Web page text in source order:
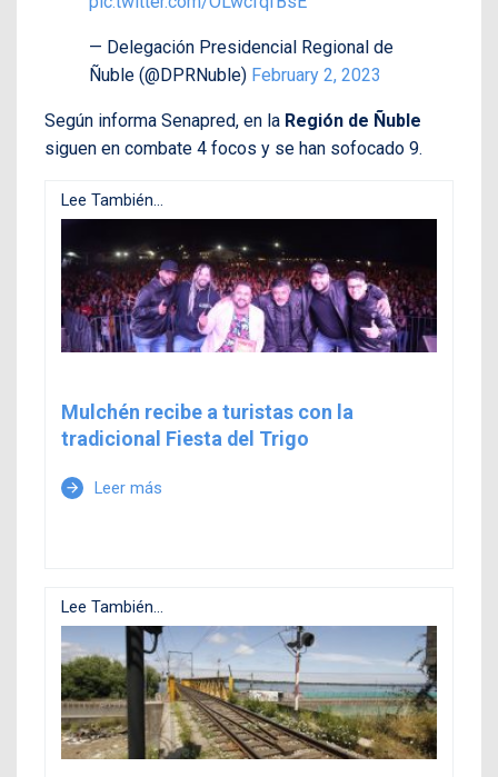
— Delegación Presidencial Regional de
Ñuble (@DPRNuble) February 2, 2023
Según informa Senapred, en la Región de Ñuble
siguen en combate 4 focos y se han sofocado 9.
Lee También...
Mulchén recibe a turistas con la
tradicional Fiesta del Trigo
arrow_forward Leer más
Lee También...